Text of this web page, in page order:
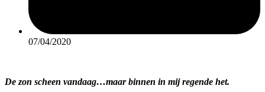
07/04/2020
De zon scheen vandaag…maar binnen in mij regende het.